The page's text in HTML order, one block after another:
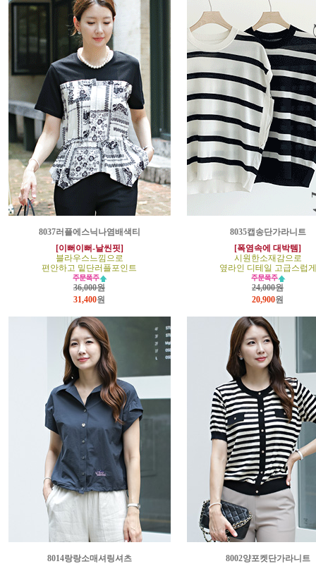
8037러플에스닉나염배색티
[이뻐이뻐-날씬핏]
블라우스느낌으로
편안하고 밑단러플포인트
36,000원
31,400원
8035캡송단가라니트
[폭염속에 대박템]
시원한소재감으로
옆라인 디테일 고급스럽게
24,000원
20,900원
8014랑랑소매셔링셔츠
8002양포켓단가라니트